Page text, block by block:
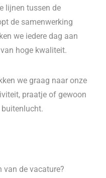
lijnen tussen de
de samenwerking
we iedere dag aan
hoge kwaliteit.
we graag naar onze
praatje of gewoon
van de vacature?